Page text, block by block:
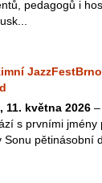
pedagogů i
11. května 2026
s prvními jmény
Sonu pětinásobní